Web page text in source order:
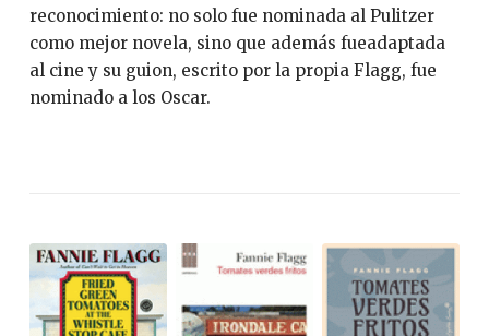
reconocimiento: no solo fue nominada al Pulitzer
como mejor novela, sino que además fueadaptada
al cine y su guion, escrito por la propia Flagg, fue
nominado a los Oscar.